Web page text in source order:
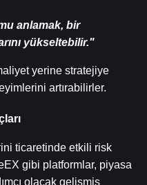
anlamak, bir
yükseltebilir."
yerine stratejiye
artırabilirler.
ticaretinde etkili risk
gibi platformlar, piyasa
olacak gelişmiş